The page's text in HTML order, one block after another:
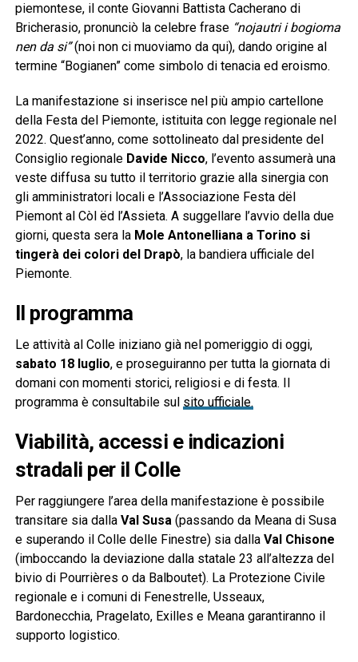
piemontese, il conte Giovanni Battista Cacherano di
Bricherasio, pronunciò la celebre frase “nojautri i bogioma
nen da si”(noi non ci muoviamo da qui), dando origine al
termine “Bogianen” come simbolo di tenacia ed eroismo.
La manifestazione si inserisce nel più ampio cartellone
della Festa del Piemonte, istituita con legge regionale nel
2022. Quest’anno, come sottolineato dal presidente del
Consiglio regionale Davide Nicco, l’evento assumerà una
veste diffusa su tutto il territorio grazie alla sinergia con
gli amministratori locali e l’Associazione Festa dël
Piemont al Còl ëd l’Assieta. A suggellare l’avvio della due
giorni, questa sera la Mole Antonelliana a Torino si
tingerà dei colori del Drapò, la bandiera ufficiale del
Piemonte.
Il programma
Le attività al Colle iniziano già nel pomeriggio di oggi,
sabato 18 luglio, e proseguiranno per tutta la giornata di
domani con momenti storici, religiosi e di festa. Il
programma è consultabile sul sito ufficiale.
Viabilità, accessi e indicazioni
stradali per il Colle
Per raggiungere l’area della manifestazione è possibile
transitare sia dalla Val Susa(passando da Meana di Susa
e superando il Colle delle Finestre) sia dalla Val Chisone
(imboccando la deviazione dalla statale 23 all’altezza del
bivio di Pourrières o da Balboutet). La Protezione Civile
regionale e i comuni di Fenestrelle, Usseaux,
Bardonecchia, Pragelato, Exilles e Meana garantiranno il
supporto logistico.